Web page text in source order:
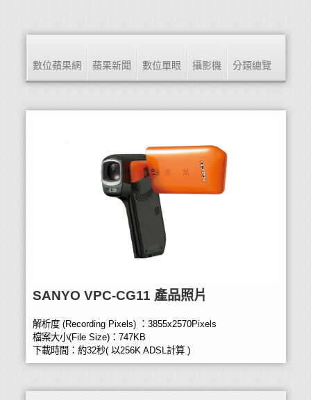
數位蘋果網 蘋果新聞 數位單眼 攝影機 分類總覽
SANYO VPC-CG11 產品照片
解析度 (Recording Pixels) ：3855x2570Pixels
檔案大小(File Size)：747KB
下載時間：約32秒( 以256K ADSL計算 )